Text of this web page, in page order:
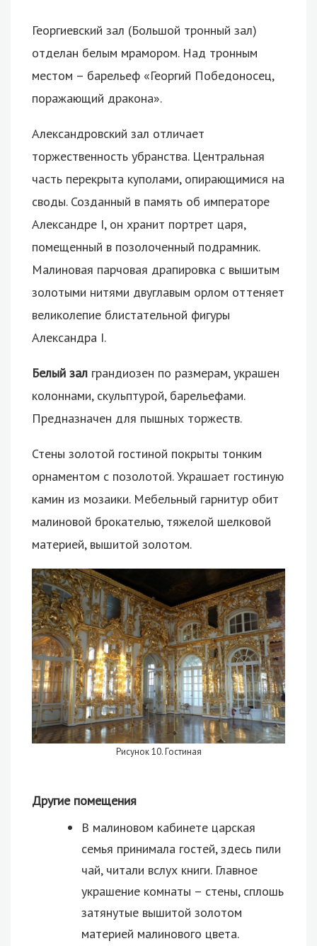
Георгиевский зал (Большой тронный зал)
отделан белым мрамором. Над тронным
местом – барельеф «Георгий Победоносец,
поражающий дракона».
Александровский зал отличает
торжественность убранства. Центральная
часть перекрыта куполами, опирающимися на
своды. Созданный в память об императоре
Александре I, он хранит портрет царя,
помещенный в позолоченный подрамник.
Малиновая парчовая драпировка с вышитым
золотыми нитями двуглавым орлом оттеняет
великолепие блистательной фигуры
Александра I.
Белый зал грандиозен по размерам, украшен
колоннами, скульптурой, барельефами.
Предназначен для пышных торжеств.
Стены золотой гостиной покрыты тонким
орнаментом с позолотой. Украшает гостиную
камин из мозаики. Мебельный гарнитур обит
малиновой брокателью, тяжелой шелковой
материей, вышитой золотом.
Рисунок 10. Гостиная
Другие помещения
В малиновом кабинете царская
семья принимала гостей, здесь пили
чай, читали вслух книги. Главное
украшение комнаты – стены, сплошь
затянутые вышитой золотом
материей малинового цвета.